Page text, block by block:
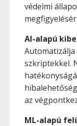
védelmi
AI-alapú
szkriptekkel.
az
ML-alapú